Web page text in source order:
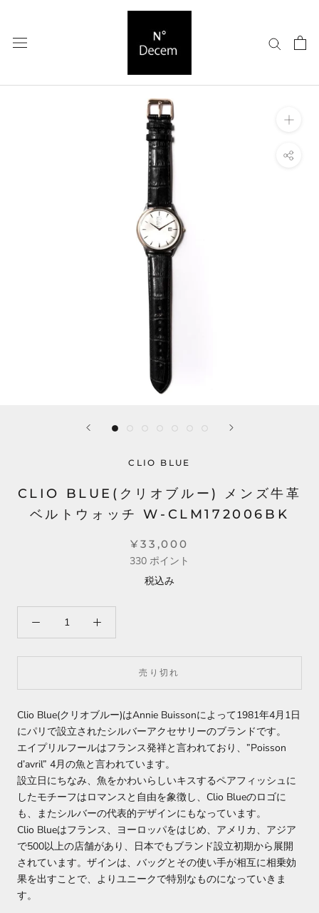
て
CLIO BLUE
CLIO BLUE(クリオブルー) メンズ牛革
ベルトウォッチ W-CLM172006BK
¥33,000
330 ポイント
税込み
売り切れ
Clio Blue(クリオブルー)はAnnie Buissonによって1981年4月1日
にパリで設立されたシルバーアクセサリーのブランドです。
エイプリルフールはフランス発祥と言われており、”Poisson
d’avril” 4月の魚と言われています。
設立日にちなみ、魚をかわいらしいキスするペアフィッシュに
したモチーフはロマンスと自由を象徴し、Clio Blueのロゴに
も、またシルバーの代表的デザインにもなっています。
Clio Blueはフランス、ヨーロッパをはじめ、アメリカ、アジア
で500以上の店舗があり、日本でもブランド設立初期から展開
されています。 ザインは、バッグとその使い手が相互に相乗効
果を出すことで、よりユニークで特別なものになっていきま
す。